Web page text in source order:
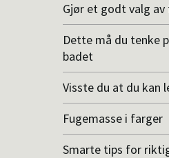
Gjør et godt valg
Dette må du tenke
badet
Visste du at du kan
Fugemasse i farger
Smarte tips for